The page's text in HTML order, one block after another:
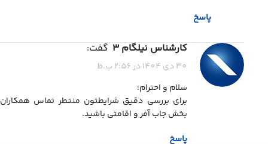
پاسخ
کارشناس نیلگام 3 گفت:
30 دی 1404 در 2:56 ب.ظ
سلام و احترام؛
برای بررسی دقیق شرایطتون منتطر تماس همکاران
بخش جاب آفر و اقامتی باشید.
پاسخ